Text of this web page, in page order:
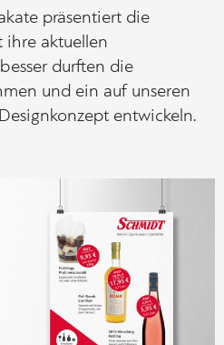
präsentiert die
ihre aktuellen
durften die
und ein auf unseren
entwickeln.